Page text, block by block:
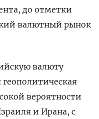
до отметки
валютный рынок
валюту
вероятности
и Ирана, с